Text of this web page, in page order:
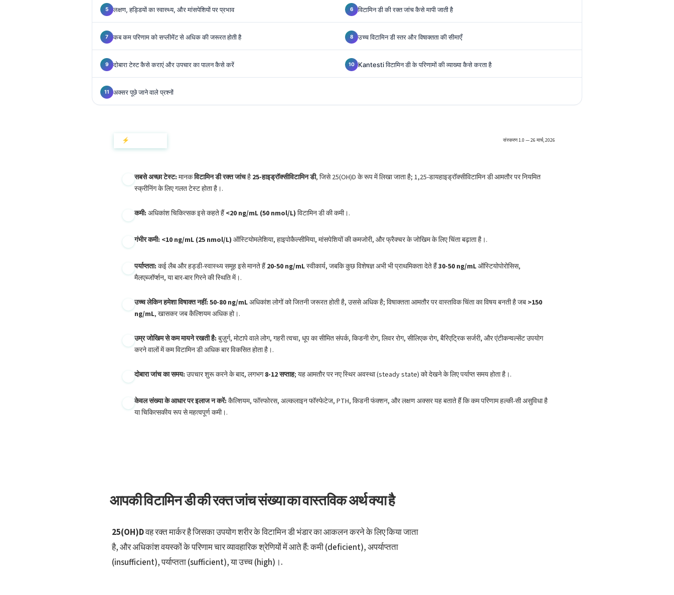
लक्षण, हड्डियों का स्वास्थ्य, और मांसपेशियों पर प्रभाव विटामिन डी की रक्त जांच कैसे मापी जाती है
कब कम परिणाम को सप्लीमेंट से अधिक की जरूरत होती है उच्च विटामिन डी स्तर और विषाक्तता की सीमाएँ
दोबारा टेस्ट कैसे कराएं और उपचार का पालन कैसे करें Kantesti विटामिन डी के परिणामों की व्याख्या कैसे करता है
अक्सर पूछे जाने वाले प्रश्नों
⚡ संक्षिप्त सारांश संस्करण 1.0 — 26 मार्च, 2026
सबसे अच्छा टेस्ट: मानकविटामिन डी रक्त जांचहै 25-हाइड्रॉक्सीविटामिन डी, जिसे 25(OH)D के रूप में लिखा जाता है; 1,25-डायहाइड्रॉक्सीविटामिन डी आमतौर पर नियमित
स्क्रीनिंग के लिए गलत टेस्ट होता है।.
कमी: अधिकांश चिकित्सक इसे कहते हैं<20 ng/mL (50 nmol/L) विटामिन डी की कमी।.
गंभीर कमी: <10 ng/mL (25 nmol/L) ऑस्टियोमलेशिया, हाइपोकैल्सीमिया, मांसपेशियों की कमजोरी, और फ्रैक्चर के जोखिम के लिए चिंता बढ़ाता है।.
पर्याप्तता: कई लैब और हड्डी-स्वास्थ्य समूह इसे मानते हैं20-50 ng/mLस्वीकार्य, जबकि कुछ विशेषज्ञ अभी भी प्राथमिकता देते हैं30-50 ng/mLऑस्टियोपोरोसिस,
मैलएब्जॉर्प्शन, या बार-बार गिरने की स्थिति में।.
उच्च लेकिन हमेशा विषाक्त नहीं: 50-80 ng/mLअधिकांश लोगों को जितनी जरूरत होती है, उससे अधिक है; विषाक्तता आमतौर पर वास्तविक चिंता का विषय बनती है जब >150
ng/mL, खासकर जब कैल्शियम अधिक हो।.
उम्र जोखिम से कम मायने रखती है: बुज़ुर्ग, मोटापे वाले लोग, गहरी त्वचा, धूप का सीमित संपर्क, किडनी रोग, लिवर रोग, सीलिएक रोग, बैरिएट्रिक सर्जरी, और एंटीकन्वल्सेंट उपयोग
करने वालों में कम विटामिन डी अधिक बार विकसित होता है।.
दोबारा जांच का समय: उपचार शुरू करने के बाद, लगभग8-12 सप्ताह; यह आमतौर पर नए स्थिर अवस्था (steady state) को देखने के लिए पर्याप्त समय होता है।.
केवल संख्या के आधार पर इलाज न करें: कैल्शियम, फॉस्फोरस, अल्कलाइन फॉस्फेटेज, PTH, किडनी फंक्शन, और लक्षण अक्सर यह बताते हैं कि कम परिणाम हल्की-सी असुविधा है
या चिकित्सकीय रूप से महत्वपूर्ण कमी।.
आपकी विटामिन डी की रक्त जांच संख्या का वास्तविक अर्थ क्या है
25(OH)Dवह रक्त मार्कर है जिसका उपयोग शरीर के विटामिन डी भंडार का आकलन करने के लिए किया जाता
है, और अधिकांश वयस्कों के परिणाम चार व्यावहारिक श्रेणियों में आते हैं: कमी (deficient), अपर्याप्तता
(insufficient), पर्याप्तता (sufficient), या उच्च (high)।.
Русский
Lietuvių kalba
Slovenščina
Hrvatski
Slovenčina
كوردی‎
سنڌي
සිංහල
অসমীয়া